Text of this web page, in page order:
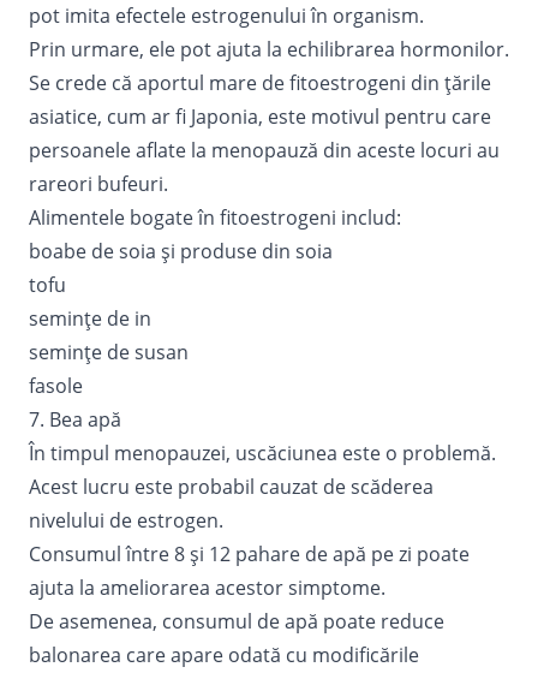
pot imita efectele estrogenului în organism.
Prin urmare, ele pot ajuta la echilibrarea hormonilor.
Se crede că aportul mare de fitoestrogeni din țările
asiatice, cum ar fi Japonia, este motivul pentru care
persoanele aflate la menopauză din aceste locuri au
rareori bufeuri.
Alimentele bogate în fitoestrogeni includ:
boabe de soia și produse din soia
tofu
semințe de in
semințe de susan
fasole
7. Bea apă
În timpul menopauzei, uscăciunea este o problemă.
Acest lucru este probabil cauzat de scăderea
nivelului de estrogen.
Consumul între 8 și 12 pahare de apă pe zi poate
ajuta la ameliorarea acestor simptome.
De asemenea, consumul de apă poate reduce
balonarea care apare odată cu modificările